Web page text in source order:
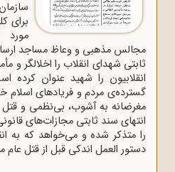
برای
مورد
مجالس مذهبی و وعاظ مساجد
ثابتی شهدای انقلاب را اخلالگر
انقلابیون را شهید عنوان
گسترده‌ی مردم و فریادهای اسلام
مغرضانه به آشوب، بی‌نظمی و
انتهای سند ثابتی مجازات‌های
را متذکر شده و می‌خواهد که به
دستور العمل اندکی قبل از قتل عام مردم در 17